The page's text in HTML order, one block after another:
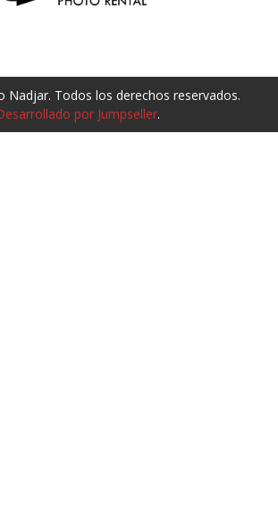
Nadjar. Todos los derechos reservados.
por Jumpseller.